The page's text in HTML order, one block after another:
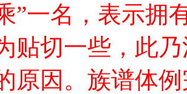
”一名，表示拥
贴切一些，此
原因。族谱体